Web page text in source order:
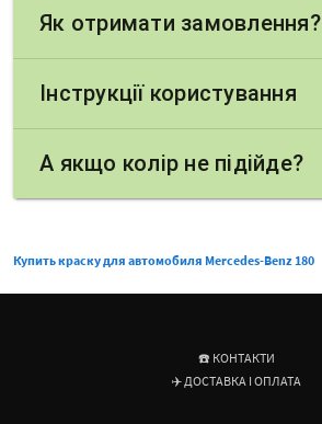
Як отримати замовлення?
Інструкції користування
А якщо колір не підійде?
Купить краску для автомобиля Mercedes-Benz 180
☎️ КОНТАКТИ
✈️ ДОСТАВКА І ОПЛАТА